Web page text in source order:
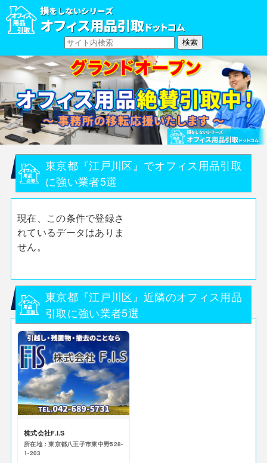
東京都『江戸川区』でオフィス用品引取
に強い業者5選
現在、この条件で登録さ
れているデータはありま
せん。
東京都『江戸川区』近隣のオフィス用品
引取に強い業者5選
株式会社F.I.S
所在地：東京都八王子市東中野528-
1-203